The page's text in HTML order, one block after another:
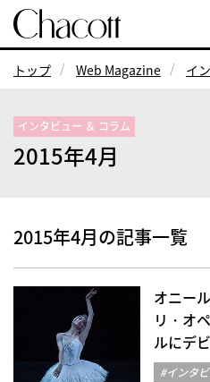
トップ Web Magazine イ
インタビュー ＆ コラム
2015年4月
2015年4月の記事一覧
オニー
リ・オ
ルにデ
#インタ